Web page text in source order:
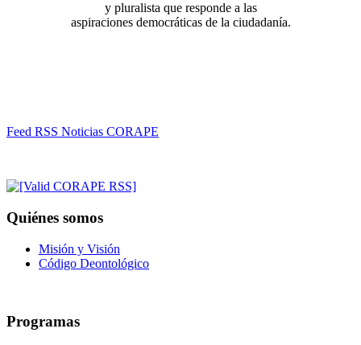
y pluralista que responde a las
aspiraciones democráticas de la ciudadanía.
Feed RSS Noticias CORAPE
Quiénes somos
Misión y Visión
Código Deontológico
Programas